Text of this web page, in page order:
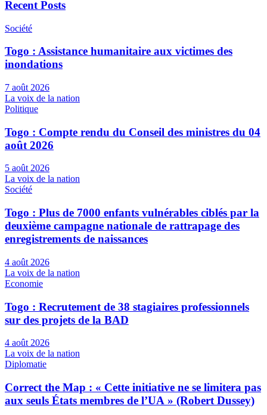
Recent Posts
Société
Togo : Assistance humanitaire aux victimes des
inondations
7 août 2026
La voix de la nation
Politique
Togo : Compte rendu du Conseil des ministres du 04
août 2026
5 août 2026
La voix de la nation
Société
Togo : Plus de 7000 enfants vulnérables ciblés par la
deuxième campagne nationale de rattrapage des
enregistrements de naissances
4 août 2026
La voix de la nation
Economie
Togo : Recrutement de 38 stagiaires professionnels
sur des projets de la BAD
4 août 2026
La voix de la nation
Diplomatie
Correct the Map : « Cette initiative ne se limitera pas
aux seuls États membres de l’UA » (Robert Dussey)